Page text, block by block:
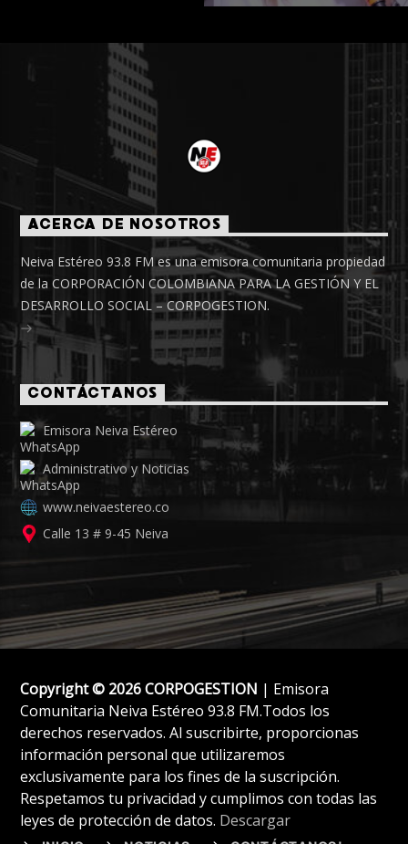
ACERCA DE NOSOTROS
Neiva Estéreo 93.8 FM es una emisora comunitaria propiedad
de la CORPORACIÓN COLOMBIANA PARA LA GESTIÓN Y EL
DESARROLLO SOCIAL – CORPOGESTION.
CONTÁCTANOS
Emisora Neiva Estéreo
Administrativo y Noticias
www.neivaestereo.co
Calle 13 # 9-45 Neiva
Copyright © 2026 CORPOGESTION | Emisora
Comunitaria Neiva Estéreo 93.8 FM.Todos los
derechos reservados. Al suscribirte, proporcionas
información personal que utilizaremos
exclusivamente para los fines de la suscripción.
Respetamos tu privacidad y cumplimos con todas las
leyes de protección de datos. Descargar